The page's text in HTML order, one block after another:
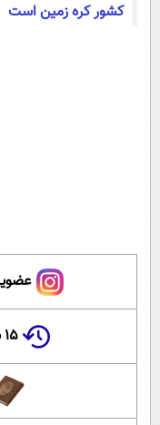
کشور کره زمین است
۱۵ سال پیش در چنین روزی